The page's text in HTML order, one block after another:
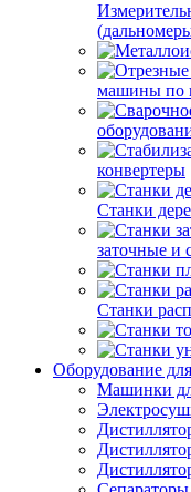
машины по
конвертеры
Станки
заточные и
Станки
Оборудование
Машинки